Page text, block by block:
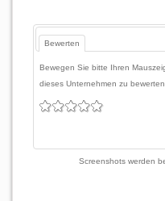
Bewerten
Bewegen Sie bitte Ihren
dieses Unternehmen zu
Screenshots werden